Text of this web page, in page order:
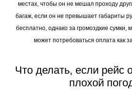
местах, чтобы он не мешал проходу
багаж, если он не превышает габариты
бесплатно, однако за громоздкие
может потребоваться оплата как
Что делать, если рейс
плохой